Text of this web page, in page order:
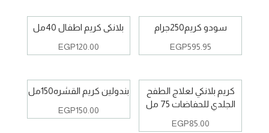
سودو كريم250جرام
EGP595.95
بلانكى كريم اطفال 40مل
EGP120.00
كريم بلانكي لعلاج الطفح
الجلدي للحفاضات 75 مل
EGP85.00
بندولين كريم القشره150مل
EGP150.00